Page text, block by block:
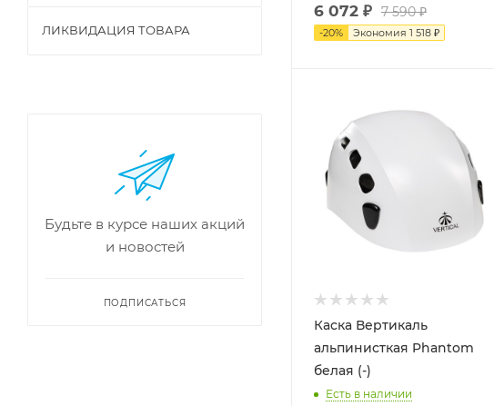
6 072 ₽ 7 590₽
-20% Экономия 1 518 ₽
Каска Вертикаль
альпинисткая Phantom
белая (-)
Есть в наличии
ЛИКВИДАЦИЯ ТОВАРА
Будьте в курсе наших акций
и новостей
ПОДПИСАТЬСЯ